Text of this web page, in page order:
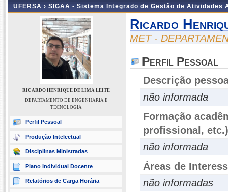
UFERSA › SIGAA - Sistema Integrado de Gestão de Atividades
RICARDO HENRIQUE DE LIMA LEITE
DEPARTAMENTO DE ENGENHARIA E
TECNOLOGIA
Perfil Pessoal
Produção Intelectual
Disciplinas Ministradas
Plano Individual Docente
Relatórios de Carga Horária
Ricardo
MET -
Perfil Pessoal
Descrição
não informada
Formação
profissional, etc.)
não informada
Áreas de
não informadas